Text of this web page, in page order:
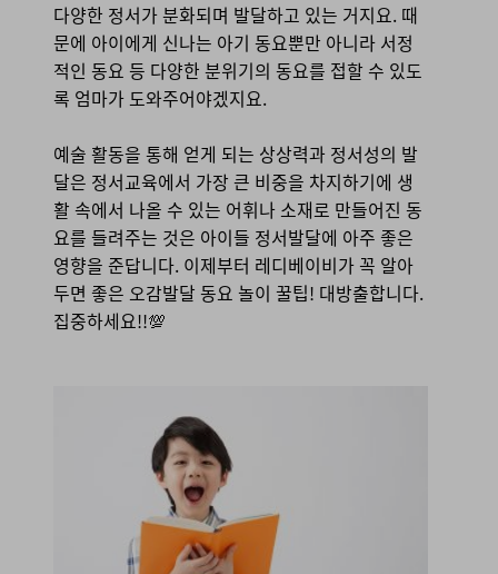
다양한 정서가 분화되며 발달하고 있는 거지요. 때
문에 아이에게 신나는 아기 동요뿐만 아니라 서정
적인 동요 등 다양한 분위기의 동요를 접할 수 있도
록 엄마가 도와주어야겠지요.
예술 활동을 통해 얻게 되는 상상력과 정서성의 발
달은 정서교육에서 가장 큰 비중을 차지하기에 생
활 속에서 나올 수 있는 어휘나 소재로 만들어진 동
요를 들려주는 것은 아이들 정서발달에 아주 좋은
영향을 준답니다. 이제부터 레디베이비가 꼭 알아
두면 좋은 오감발달 동요 놀이 꿀팁! 대방출합니다.
집중하세요!!💯